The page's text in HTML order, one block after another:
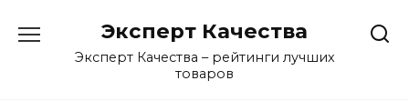
содержанию
Эксперт Качества
Эксперт Качества – рейтинги лучших
товаров